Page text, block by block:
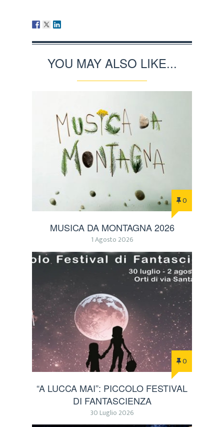
YOU MAY ALSO LIKE...
0
MUSICA DA MONTAGNA 2026
1 Agosto 2026
0
“A LUCCA MAI”: PICCOLO FESTIVAL
DI FANTASCIENZA
30 Luglio 2026